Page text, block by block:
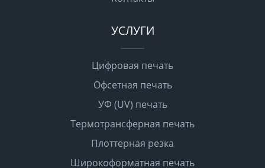
УСЛУГИ
Цифровая печать
Офсетная печать
УФ (UV) печать
Термотрансферная печать
Плоттерная резка
Широкоформатная печать